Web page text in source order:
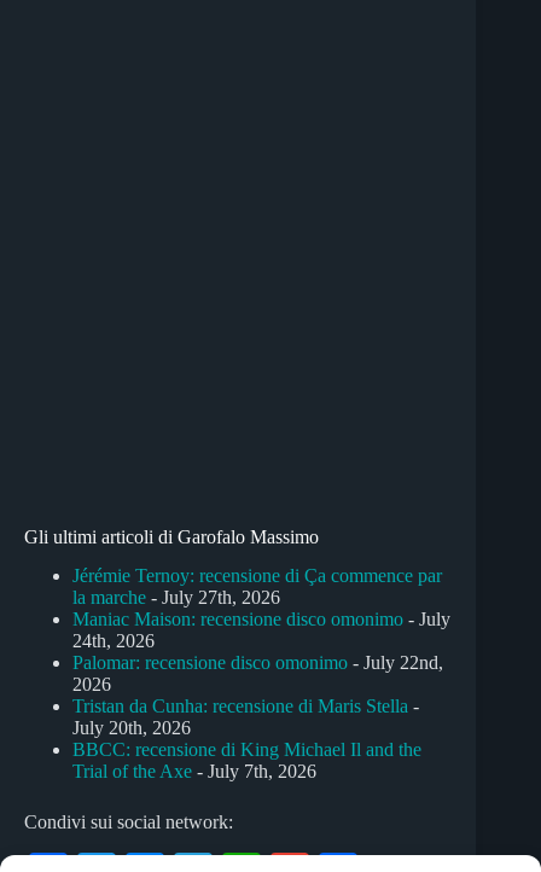
Gli ultimi articoli di Garofalo Massimo
Jérémie Ternoy: recensione di Ça commence par
la marche - July 27th, 2026
Maniac Maison: recensione disco omonimo - July
24th, 2026
Palomar: recensione disco omonimo - July 22nd,
2026
Tristan da Cunha: recensione di Maris Stella -
July 20th, 2026
BBCC: recensione di King Michael Il and the
Trial of the Axe - July 7th, 2026
Condivi sui social network: